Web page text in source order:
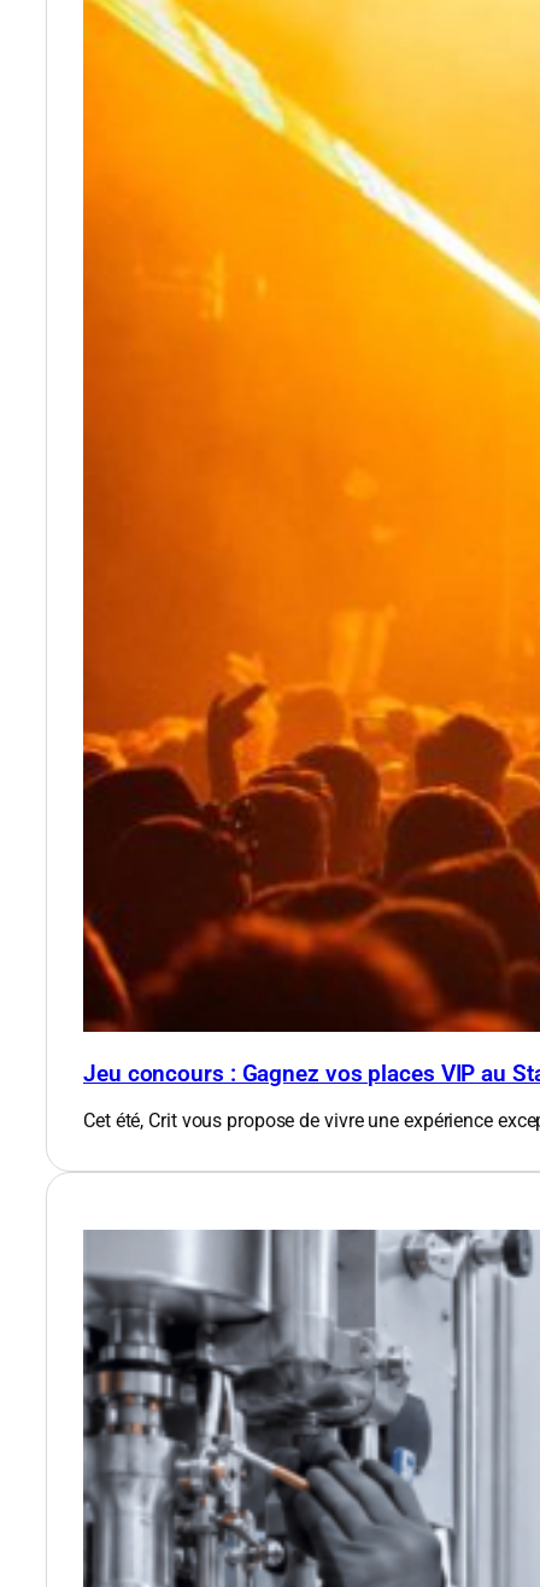
Jeu concours : Gagnez vos places VIP au
Cet été, Crit vous propose de vivre une expérience